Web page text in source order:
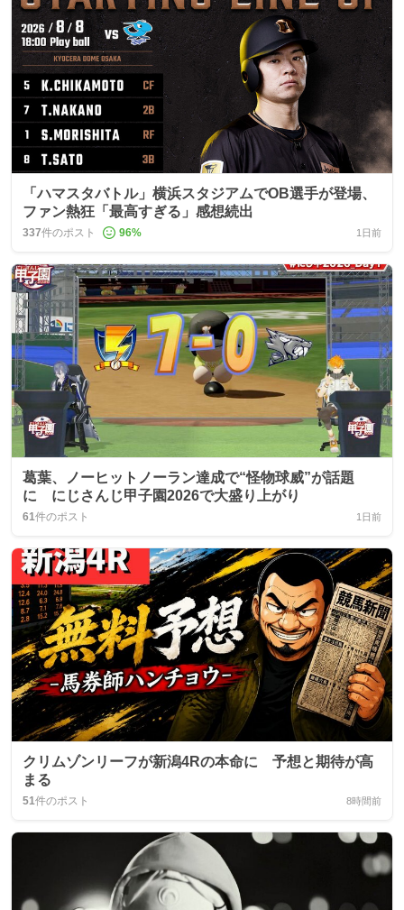
「ハマスタバトル」横浜スタジアムでOB選手が登場、
ファン熱狂「最高すぎる」感想続出
337件のポスト 96% 1日前
葛葉、ノーヒットノーラン達成で“怪物球威”が話題
に にじさんじ甲子園2026で大盛り上がり
61件のポスト 1日前
クリムゾンリーフが新潟4Rの本命に 予想と期待が高
まる
51件のポスト 8時間前